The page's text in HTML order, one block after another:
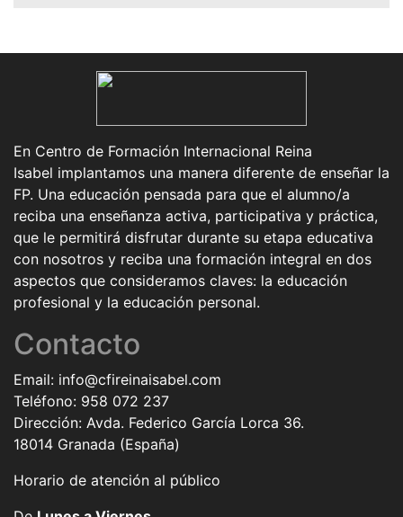
En Centro de Formación Internacional Reina
Isabel implantamos una manera diferente de enseñar la
FP. Una educación pensada para que el alumno/a
reciba una enseñanza activa, participativa y práctica,
que le permitirá disfrutar durante su etapa educativa
con nosotros y reciba una formación integral en dos
aspectos que consideramos claves: la educación
profesional y la educación personal.
Contacto
Email: info@cfireinaisabel.com
Teléfono: 958 072 237
Dirección: Avda. Federico García Lorca 36.
18014 Granada (España)
Horario de atención al público